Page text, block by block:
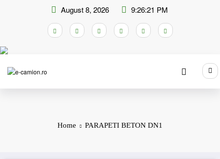
August 8, 2026 9:26:21 PM
Home PARAPETI BETON DN1